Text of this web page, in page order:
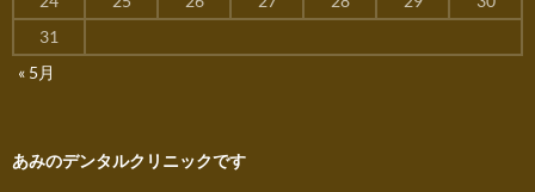
31
« 5月
あみのデンタルクリニックです